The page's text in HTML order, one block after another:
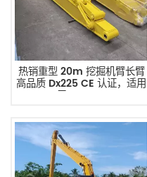
热销重型 20m 挖掘机臂长臂
高品质 Dx225 CE 认证，适用
于 Cat336